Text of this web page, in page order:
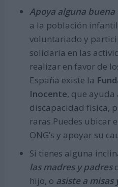
Apoya alguna buena
a la población
voluntariado y
solidaria en las
realizar en favor de
España existe la
Inocente, que ayuda
discapacidad física,
raras.Puedes ubicar
ONG’s y apoyar su
Si tienes alguna
las madres y padres
hijo, o asiste a misas